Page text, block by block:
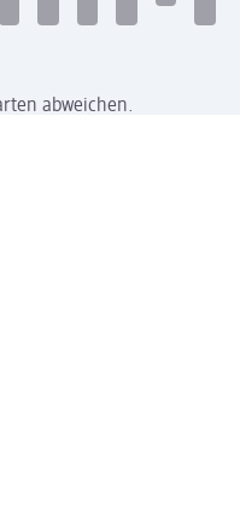
abweichen.